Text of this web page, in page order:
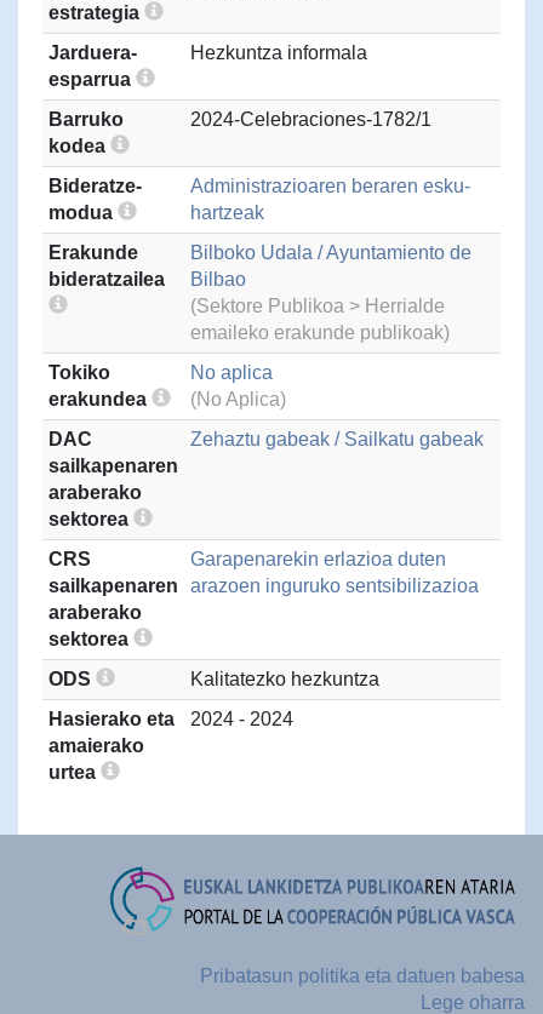
estrategia
Jarduera-
esparrua
Hezkuntza informala
Barruko
kodea
2024-Celebraciones-1782/1
Bideratze-
modua
Administrazioaren beraren esku-
hartzeak
Erakunde
bideratzailea
Bilboko Udala / Ayuntamiento de
Bilbao
(Sektore Publikoa > Herrialde
emaileko erakunde publikoak)
Tokiko
erakundea
No aplica
(No Aplica)
DAC
sailkapenaren
araberako
sektorea
Zehaztu gabeak / Sailkatu gabeak
CRS
sailkapenaren
araberako
sektorea
Garapenarekin erlazioa duten
arazoen inguruko sentsibilizazioa
ODS
Kalitatezko hezkuntza
Hasierako eta
amaierako
urtea
2024 - 2024
Pribatasun politika eta datuen babesa
Lege oharra